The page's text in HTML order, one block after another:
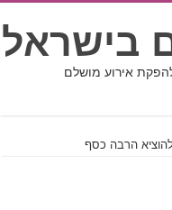
בישראל
אירוע מושלם
הרבה כסף